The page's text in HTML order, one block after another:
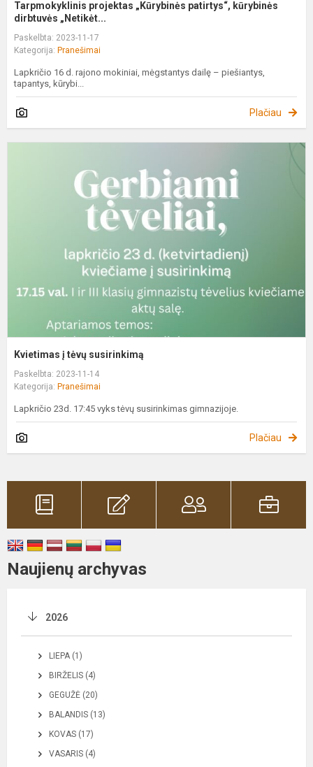
Tarpmokyklinis projektas „Kūrybinės patirtys“, kūrybinės
dirbtuvės „Netikėt...
Paskelbta: 2023-11-17
Kategorija: Pranešimai
Lapkričio 16 d. rajono mokiniai, mėgstantys dailę – piešiantys,
tapantys, kūrybi...
Plačiau
Kvietimas į tėvų susirinkimą
Paskelbta: 2023-11-14
Kategorija: Pranešimai
Lapkričio 23d. 17:45 vyks tėvų susirinkimas gimnazijoje.
Plačiau
Naujienų archyvas
2026
LIEPA (1)
BIRŽELIS (4)
GEGUŽĖ (20)
BALANDIS (13)
KOVAS (17)
VASARIS (4)